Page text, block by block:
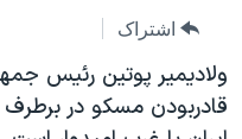
صفحه
جهش
به
جهان
گزیده‌ها
صفحه‌های ویژه
عملیات خشم حماسی
فرکانس‌های صدای آمریکا
پخش رادیویی
اشتراک
ولاديمير پوتين رئيس
قادربودن مسکو در